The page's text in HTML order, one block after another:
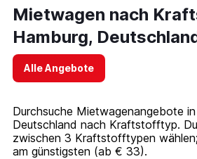
Mietwagen nach
Hamburg,
Alle Angebote
Durchsuche Mietwagenangebote
Deutschland nach Kraftstofftyp.
zwischen 3 Kraftstofftypen
am günstigsten (ab € 33).